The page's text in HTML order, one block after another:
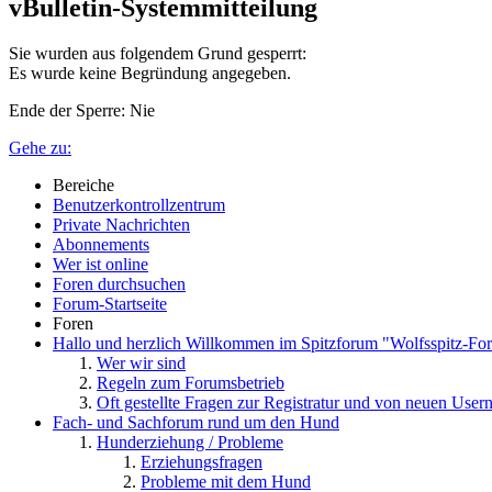
vBulletin-Systemmitteilung
Sie wurden aus folgendem Grund gesperrt:
Es wurde keine Begründung angegeben.
Ende der Sperre: Nie
Gehe zu:
Bereiche
Benutzerkontrollzentrum
Private Nachrichten
Abonnements
Wer ist online
Foren durchsuchen
Forum-Startseite
Foren
Hallo und herzlich Willkommen im Spitzforum "Wolfsspitz-
Wer wir sind
Regeln zum Forumsbetrieb
Oft gestellte Fragen zur Registratur und von neuen Usern
Fach- und Sachforum rund um den Hund
Hunderziehung / Probleme
Erziehungsfragen
Probleme mit dem Hund